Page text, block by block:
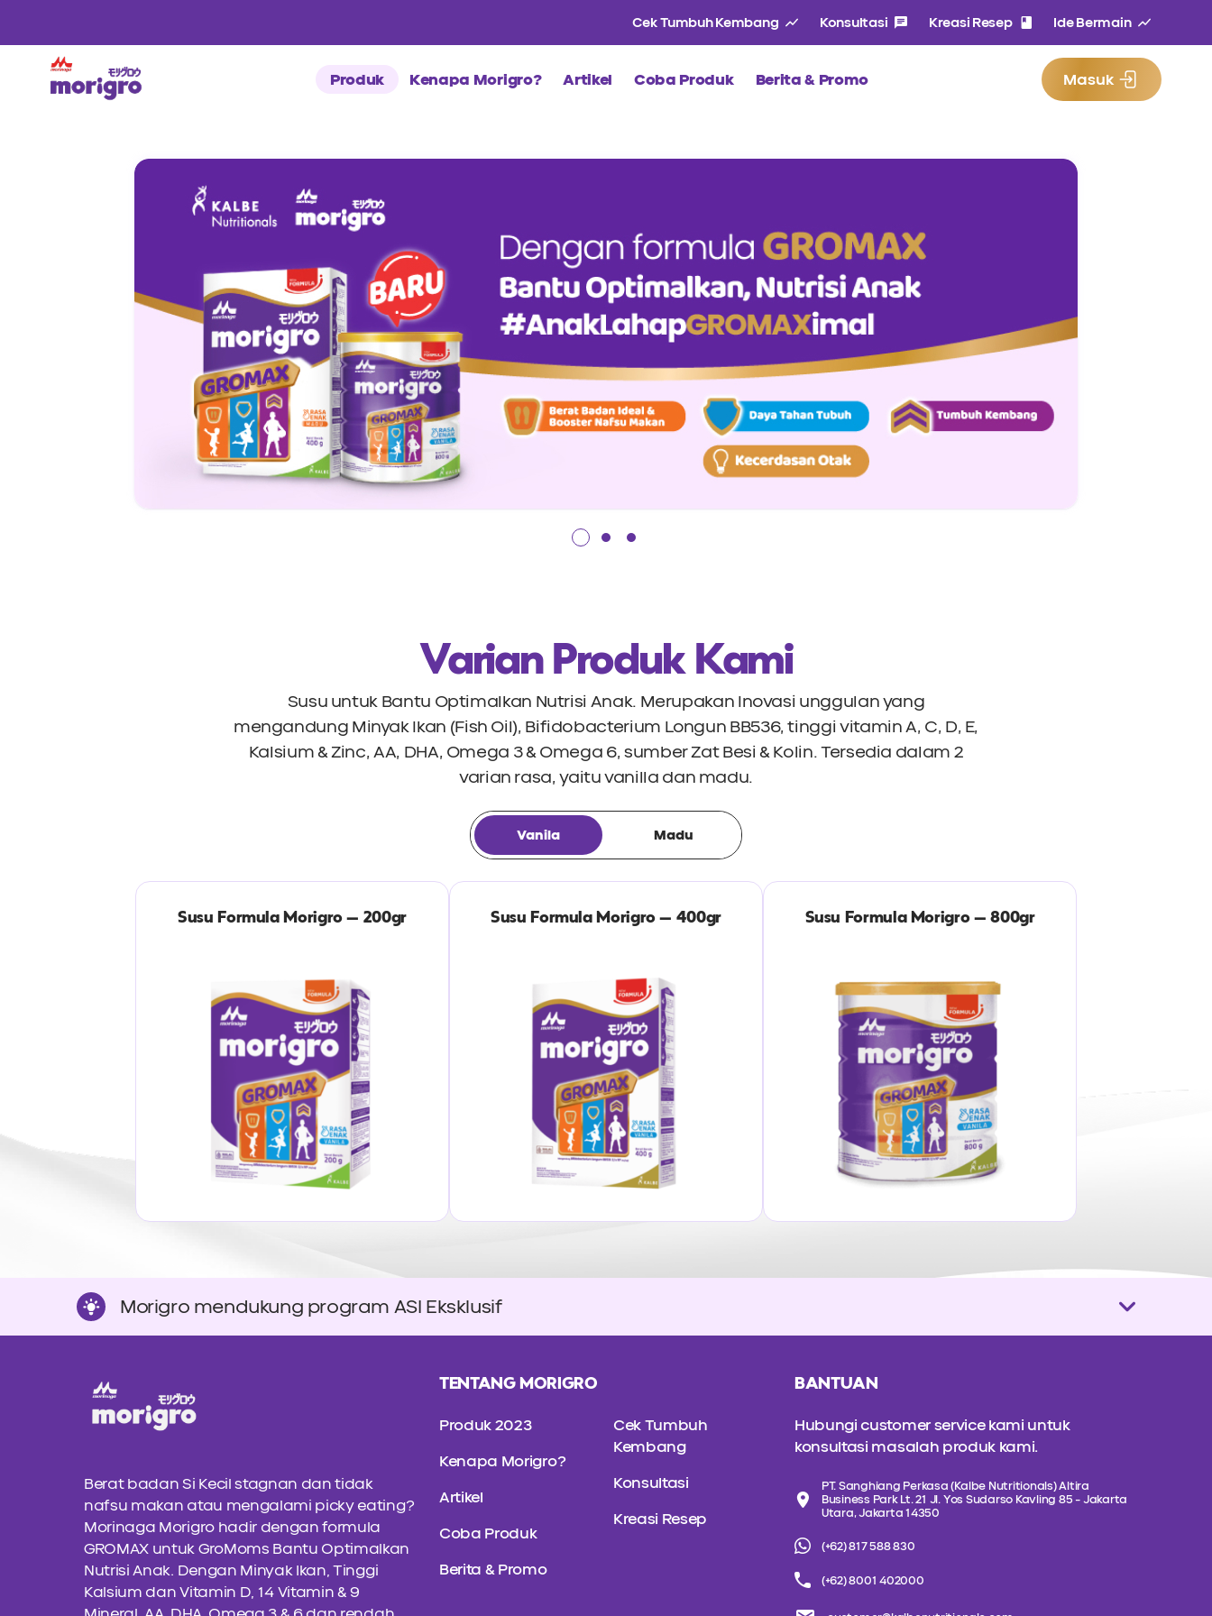
Cek Tumbuh Kembang Konsultasi Kreasi Resep Ide Bermain
Produk Kenapa Morigro? Artikel Coba Produk Berita & Promo Masuk
Varian Produk Kami
Susu untuk Bantu Optimalkan Nutrisi Anak. Merupakan Inovasi unggulan yang
mengandung Minyak Ikan (Fish Oil), Bifidobacterium Longun BB536, tinggi vitamin A, C, D, E,
Kalsium & Zinc, AA, DHA, Omega 3 & Omega 6, sumber Zat Besi & Kolin. Tersedia dalam 2
varian rasa, yaitu vanilla dan madu.
Vanila Madu
Susu Formula Morigro – 200gr Susu Formula Morigro – 400gr Susu Formula Morigro – 800gr
Morigro mendukung program ASI Eksklusif
Berat badan Si Kecil stagnan dan tidak
nafsu makan atau mengalami picky eating?
Morinaga Morigro hadir dengan formula
GROMAX untuk GroMoms Bantu Optimalkan
Nutrisi Anak. Dengan Minyak Ikan, Tinggi
Kalsium dan Vitamin D, 14 Vitamin & 9
TENTANG MORIGRO
Produk 2023
Kenapa Morigro?
Artikel
Coba Produk
Berita & Promo
Cek Tumbuh
Kembang
Konsultasi
Kreasi Resep
BANTUAN
Hubungi customer service kami untuk
konsultasi masalah produk kami.
PT. Sanghiang Perkasa (Kalbe Nutritionals) Altira
Business Park Lt. 21 Jl. Yos Sudarso Kavling 85 - Jakarta
Utara, Jakarta 14350
(+62) 817 588 830
(+62) 8001 402000